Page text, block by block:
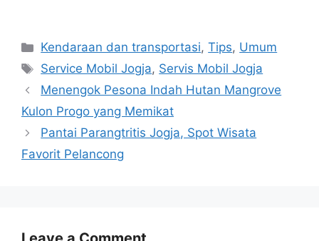
Categories
Kendaraan dan transportasi,Tips, Umum
Tags
Service Mobil Jogja, Servis Mobil Jogja
Menengok Pesona Indah Hutan Mangrove
Kulon Progo yang Memikat
Pantai Parangtritis Jogja, Spot Wisata
Favorit Pelancong